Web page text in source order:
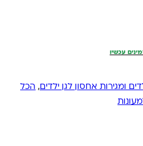
עכשיו
אחסון לגן ילדים,הכל